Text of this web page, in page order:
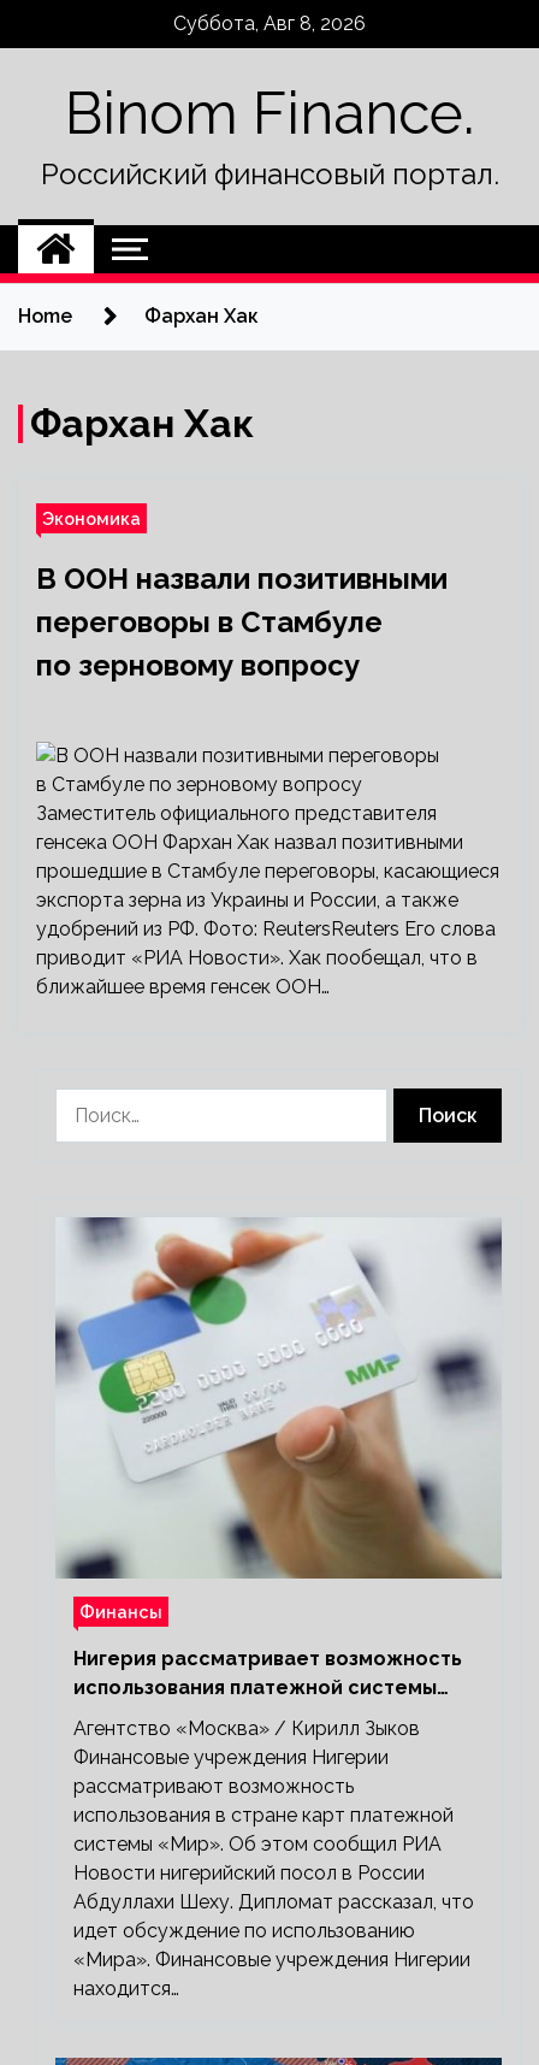
Суббота, Авг 8, 2026
Binom Finance.
Российский финансовый портал.
Home Фархан Хак
Фархан Хак
Экономика
В ООН назвали позитивными
переговоры в Стамбуле
по зерновому вопросу
Заместитель официального представителя
генсека ООН Фархан Хак назвал позитивными
прошедшие в Стамбуле переговоры, касающиеся
экспорта зерна из Украины и России, а также
удобрений из РФ. Фото: ReutersReuters Его слова
приводит «РИА Новости». Хак пообещал, что в
ближайшее время генсек ООН…
Финансы
Нигерия рассматривает возможность
использования платежной системы
«Мир»
Агентство «Москва» / Кирилл Зыков
Финансовые учреждения Нигерии
рассматривают возможность
использования в стране карт платежной
системы «Мир». Об этом сообщил РИА
Новости нигерийский посол в России
Абдуллахи Шеху. Дипломат рассказал, что
идет обсуждение по использованию
«Мира». Финансовые учреждения Нигерии
находится…